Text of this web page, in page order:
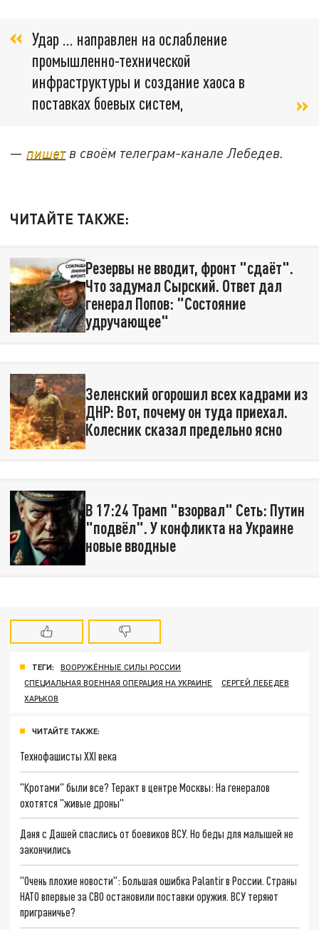
Удар … направлен на ослабление
промышленно-технической
инфраструктуры и создание хаоса в
поставках боевых систем,
— пишетв своём телеграм-канале Лебедев.
ЧИТАЙТЕ ТАКЖЕ:
Резервы не вводит, фронт "сдаёт".
Что задумал Сырский. Ответ дал
генерал Попов: "Состояние
удручающее"
Зеленский огорошил всех кадрами из
ДНР: Вот, почему он туда приехал.
Колесник сказал предельно ясно
В 17:24 Трамп "взорвал" Сеть: Путин
"подвёл". У конфликта на Украине
новые вводные
ТЕГИ:
ВООРУЖЁННЫЕ СИЛЫ РОССИИ
СПЕЦИАЛЬНАЯ ВОЕННАЯ ОПЕРАЦИЯ НА УКРАИНЕ
СЕРГЕЙ ЛЕБЕДЕВ
ХАРЬКОВ
ЧИТАЙТЕ ТАКЖЕ:
Технофашисты XXI века
"Кротами" были все? Теракт в центре Москвы: На генералов
охотятся "живые дроны"
Даня с Дашей спаслись от боевиков ВСУ. Но беды для малышей не
закончились
"Очень плохие новости": Большая ошибка Palantir в России. Страны
НАТО впервые за СВО остановили поставки оружия. ВСУ теряют
приграничье?